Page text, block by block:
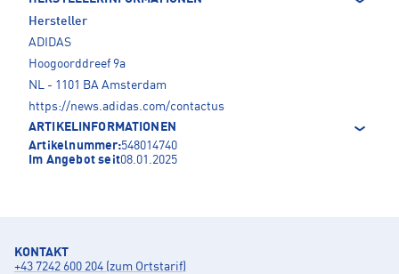
Hersteller
ADIDAS
Hoogoorddreef 9a
NL - 1101 BA Amsterdam
https://news.adidas.com/contactus
ARTIKELINFORMATIONEN
Artikelnummer:548014740
Im Angebot seit08.01.2025
KONTAKT
+43 7242 600 204 (zum Ortstarif)